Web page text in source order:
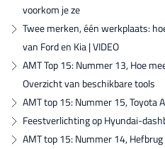
voorkom je ze
Twee merken, één werkplaats:
van Ford en Kia | VIDEO
AMT Top 15: Nummer 13, Hoe
Overzicht van beschikbare tools
AMT top 15: Nummer 15, Toyota
Feestverlichting op Hyundai-
AMT top 15: Nummer 14,